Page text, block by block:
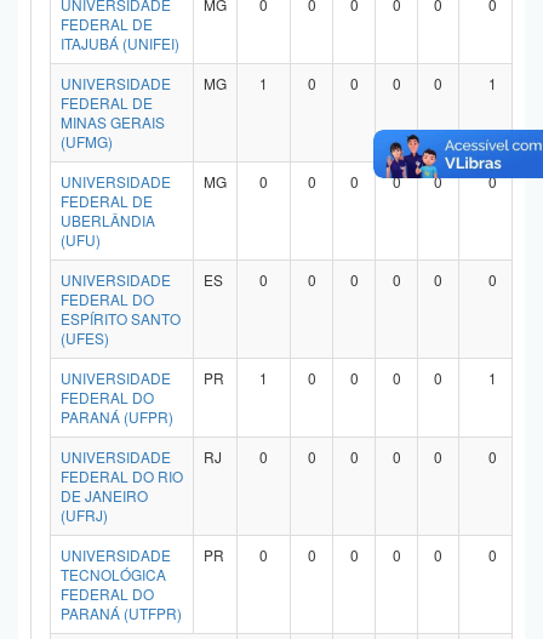
UNIVERSIDADE
FEDERAL DE
ITAJUBÁ (UNIFEI)
MG 0 0 0 0 0 0
UNIVERSIDADE
FEDERAL DE
MINAS GERAIS
(UFMG)
MG 1 0 0 0 0 1
UNIVERSIDADE
FEDERAL DE
UBERLÂNDIA
(UFU)
MG 0 0 0 0 0 0
UNIVERSIDADE
FEDERAL DO
ESPÍRITO SANTO
(UFES)
ES 0 0 0 0 0 0
UNIVERSIDADE
FEDERAL DO
PARANÁ (UFPR)
PR 1 0 0 0 0 1
UNIVERSIDADE
FEDERAL DO RIO
DE JANEIRO
(UFRJ)
RJ 0 0 0 0 0 0
UNIVERSIDADE
TECNOLÓGICA
FEDERAL DO
PARANÁ (UTFPR)
PR 0 0 0 0 0 0